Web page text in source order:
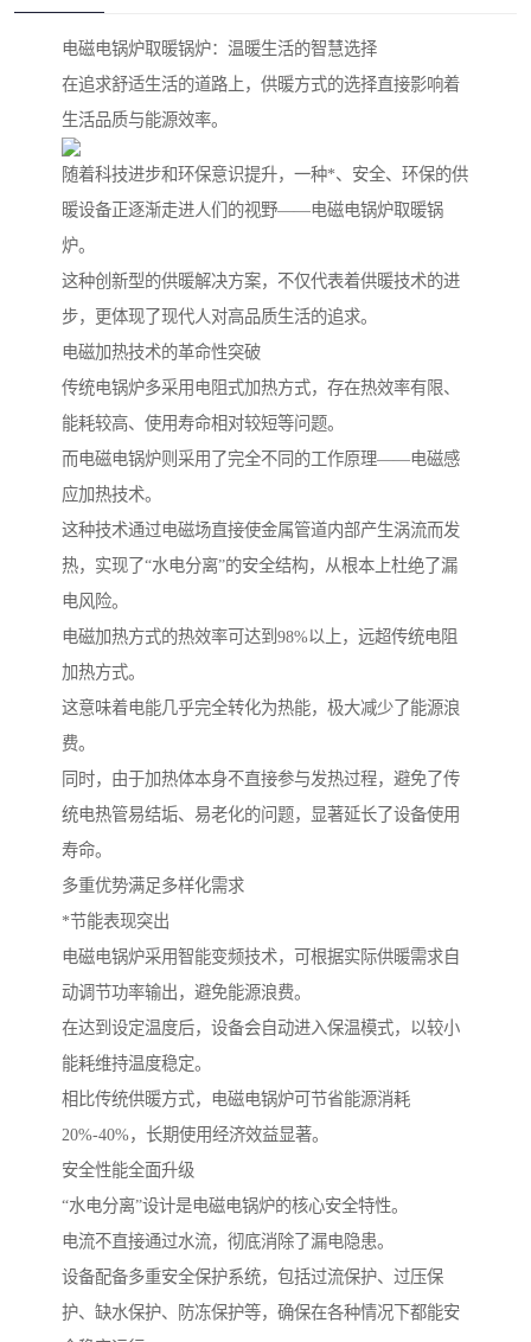
电磁电锅炉取暖锅炉：温暖生活的智慧选择
在追求舒适生活的道路上，供暖方式的选择直接影响着
生活品质与能源效率。
随着科技进步和环保意识提升，一种*、安全、环保的供
暖设备正逐渐走进人们的视野——电磁电锅炉取暖锅
炉。
这种创新型的供暖解决方案，不仅代表着供暖技术的进
步，更体现了现代人对高品质生活的追求。
电磁加热技术的革命性突破
传统电锅炉多采用电阻式加热方式，存在热效率有限、
能耗较高、使用寿命相对较短等问题。
而电磁电锅炉则采用了完全不同的工作原理——电磁感
应加热技术。
这种技术通过电磁场直接使金属管道内部产生涡流而发
热，实现了“水电分离”的安全结构，从根本上杜绝了漏
电风险。
电磁加热方式的热效率可达到98%以上，远超传统电阻
加热方式。
这意味着电能几乎完全转化为热能，极大减少了能源浪
费。
同时，由于加热体本身不直接参与发热过程，避免了传
统电热管易结垢、易老化的问题，显著延长了设备使用
寿命。
多重优势满足多样化需求
*节能表现突出
电磁电锅炉采用智能变频技术，可根据实际供暖需求自
动调节功率输出，避免能源浪费。
在达到设定温度后，设备会自动进入保温模式，以较小
能耗维持温度稳定。
相比传统供暖方式，电磁电锅炉可节省能源消耗
20%-40%，长期使用经济效益显著。
安全性能全面升级
“水电分离”设计是电磁电锅炉的核心安全特性。
电流不直接通过水流，彻底消除了漏电隐患。
设备配备多重安全保护系统，包括过流保护、过压保
护、缺水保护、防冻保护等，确保在各种情况下都能安